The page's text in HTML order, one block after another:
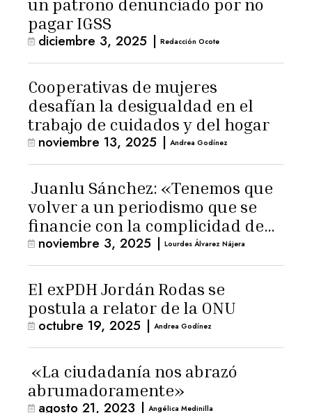
un patrono denunciado por no
pagar IGSS
diciembre 3, 2025 | Redacción Ocote
Cooperativas de mujeres
desafían la desigualdad en el
trabajo de cuidados y del hogar
noviembre 13, 2025 | Andrea Godínez
Juanlu Sánchez: «Tenemos que
volver a un periodismo que se
financie con la complicidad de
los lectores»
noviembre 3, 2025 | Lourdes Álvarez Nájera
El exPDH Jordán Rodas se
postula a relator de la ONU
octubre 19, 2025 | Andrea Godínez
«La ciudadanía nos abrazó
abrumadoramente»
agosto 21, 2023 | Angélica Medinilla